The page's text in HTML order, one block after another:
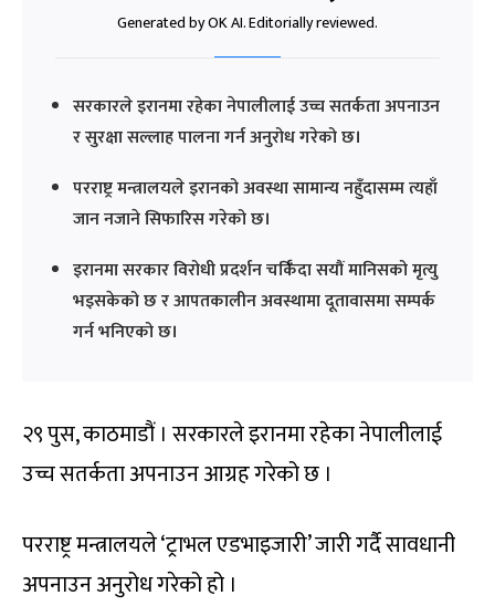
Generated by OK AI. Editorially reviewed.
सरकारले इरानमा रहेका नेपालीलाई उच्च सतर्कता अपनाउन
र सुरक्षा सल्लाह पालना गर्न अनुरोध गरेको छ।
परराष्ट्र मन्त्रालयले इरानको अवस्था सामान्य नहुँदासम्म त्यहाँ
जान नजाने सिफारिस गरेको छ।
इरानमा सरकार विरोधी प्रदर्शन चर्किँदा सयौं मानिसको मृत्यु
भइसकेको छ र आपतकालीन अवस्थामा दूतावासमा सम्पर्क
गर्न भनिएको छ।
२९ पुस, काठमाडौं । सरकारले इरानमा रहेका नेपालीलाई
उच्च सतर्कता अपनाउन आग्रह गरेको छ ।
परराष्ट्र मन्त्रालयले ‘ट्राभल एडभाइजारी’ जारी गर्दै सावधानी
अपनाउन अनुरोध गरेको हो ।